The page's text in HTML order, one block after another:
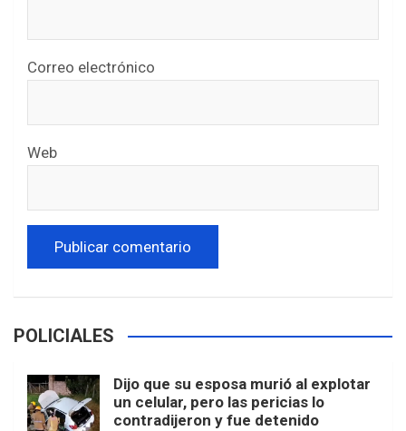
Correo electrónico
Web
POLICIALES
Dijo que su esposa murió al explotar
un celular, pero las pericias lo
contradijeron y fue detenido